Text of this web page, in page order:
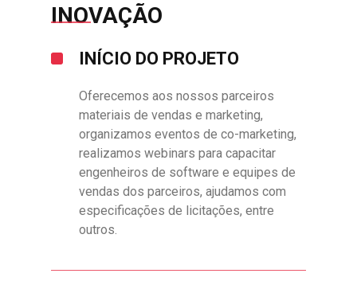
INOVAÇÃO
Oferecemos aos nossos parceiros
materiais de vendas e marketing,
organizamos eventos de co-marketing,
realizamos webinars para capacitar
engenheiros de software e equipes de
vendas dos parceiros, ajudamos com
especificações de licitações, entre
outros.
INÍCIO DO PROJETO